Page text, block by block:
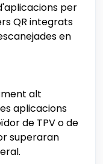
per
QR integrats
en
alt
aplicacions
de TPV o de
superaran